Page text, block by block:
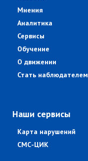
Мнения
Аналитика
Сервисы
Обучение
О движении
Стать наблюдателем
Наши сервисы
Карта нарушений
СМС-ЦИК